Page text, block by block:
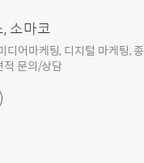
소마코
디어마케팅, 디지털 마케팅, 종
적 문의/상담